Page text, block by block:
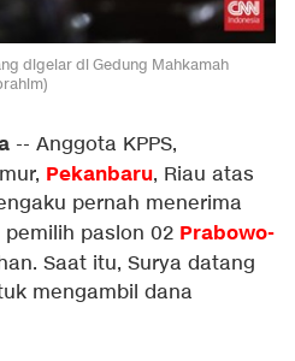
digelar di Gedung Mahkamah
-- Anggota KPPS,
Pekanbaru, Riau atas
pernah menerima
paslon 02 Prabowo-
Saat itu, Surya datang
mengambil dana